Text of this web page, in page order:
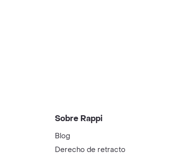
Sobre Rappi
Blog
Derecho de retracto